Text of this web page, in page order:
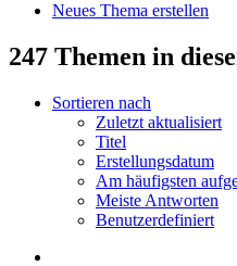
Neues Thema erstellen
247 Themen in
Sortieren nach
Zuletzt aktualisiert
Titel
Erstellungsdatum
Am häufigsten
Meiste Antworten
Benutzerdefiniert